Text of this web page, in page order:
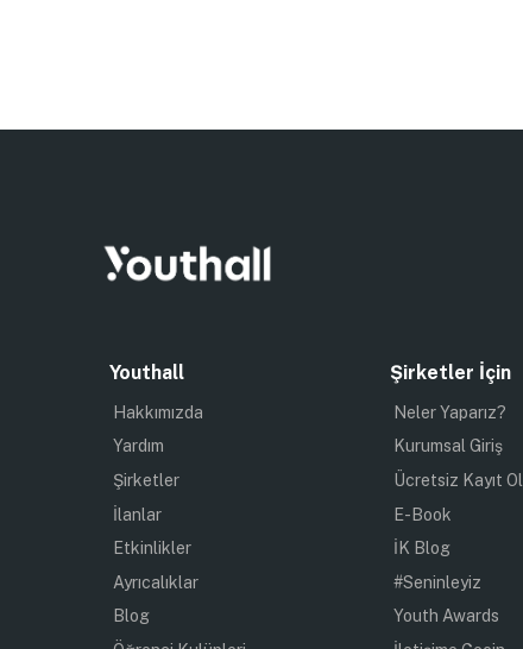
Youthall
Hakkımızda
Yardım
Şirketler
İlanlar
Etkinlikler
Ayrıcalıklar
Blog
Şirketler İçin
Neler Yaparız?
Kurumsal Giriş
Ücretsiz Kayıt Ol
E-Book
İK Blog
#Seninleyiz
Youth Awards